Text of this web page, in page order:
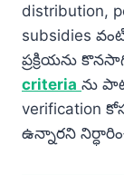
distribution,
subsidies
ప్రక్రియను
criteria ను
verification
ఉన్నారని